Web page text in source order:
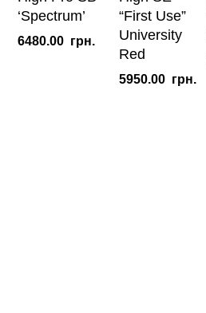
‘Spectrum’
6480.00 грн.
“First Use”
University
Red
5950.00 грн.